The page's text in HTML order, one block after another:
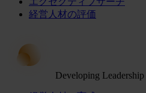
経営人材の評価
Developing Leadership